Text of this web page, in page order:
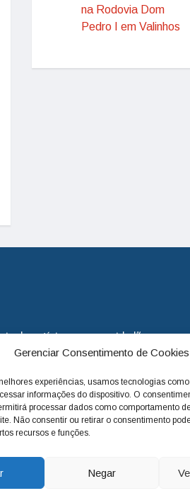
Gerenciar Consentimento de Cookies
experiências, usamos tecnologias
informações do dispositivo. O
processar dados como comportamento
Não consentir ou retirar o consentimento
recursos e funções.
Negar
na Rodovia Dom
Pedro I em Valinhos
de notícias para os cidadãos
continua assumindo o papel
de lado as
para a cidade e sempre